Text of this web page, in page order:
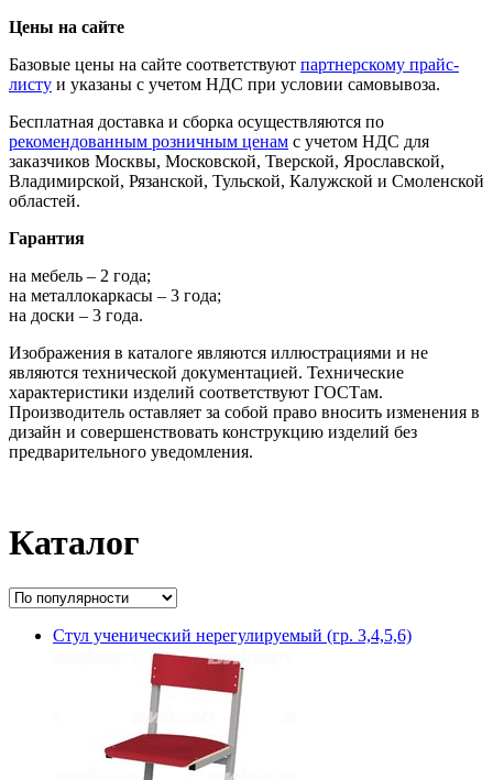
Цены на сайте
Базовые цены на сайте соответствуют партнерскому прайс-
листу и указаны с учетом НДС при условии самовывоза.
Бесплатная доставка и сборка осуществляются по
рекомендованным розничным ценам с учетом НДС для
заказчиков Москвы, Московской, Тверской, Ярославской,
Владимирской, Рязанской, Тульской, Калужской и Смоленской
областей.
Гарантия
на мебель – 2 года;
на металлокаркасы – 3 года;
на доски – 3 года.
Изображения в каталоге являются иллюстрациями и не
являются технической документацией. Технические
характеристики изделий соответствуют ГОСТам.
Производитель оставляет за собой право вносить изменения в
дизайн и совершенствовать конструкцию изделий без
предварительного уведомления.
Каталог
Стул ученический нерегулируемый (гр. 3,4,5,6)